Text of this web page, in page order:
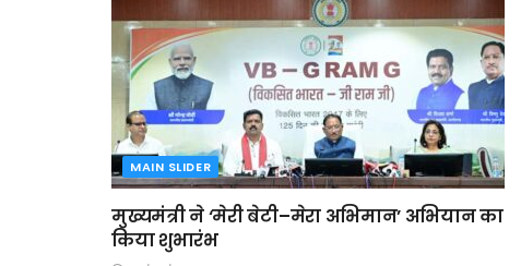
MAIN SLIDER
मुख्यमंत्री ने ‘मेरी बेटी–मेरा अभिमान’ अभियान का
किया शुभारंभ